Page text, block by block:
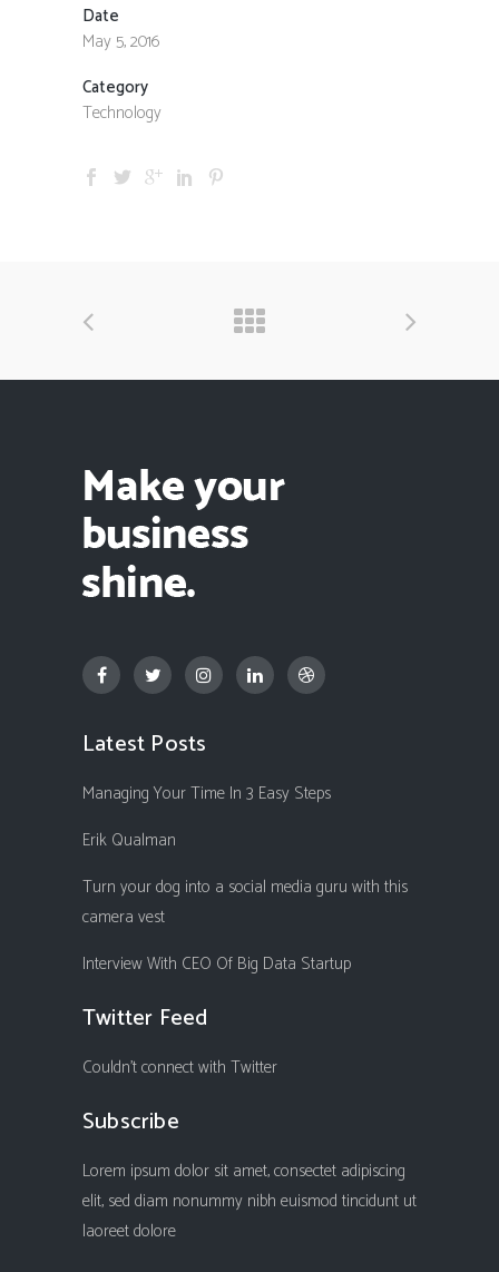
Date
May 5, 2016
Category
Technology
Latest Posts
Managing Your Time In 3 Easy Steps
Erik Qualman
Turn your dog into a social media guru with this
camera vest
Interview With CEO Of Big Data Startup
Twitter Feed
Couldn't connect with Twitter
Subscribe
Lorem ipsum dolor sit amet, consectet adipiscing
elit, sed diam nonummy nibh euismod tincidunt ut
laoreet dolore